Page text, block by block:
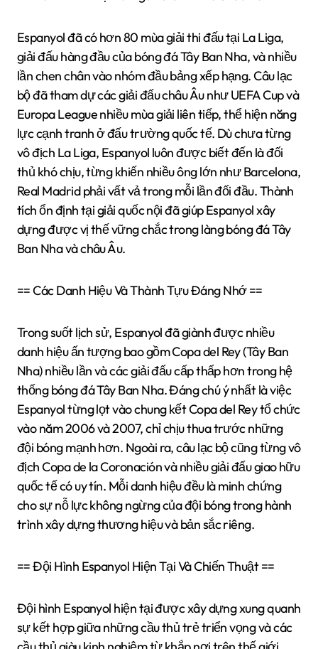
Espanyol đã có hơn 80 mùa giải thi đấu tại La Liga,
giải đấu hàng đầu của bóng đá Tây Ban Nha, và nhiều
lần chen chân vào nhóm đầu bảng xếp hạng. Câu lạc
bộ đã tham dự các giải đấu châu Âu như UEFA Cup và
Europa League nhiều mùa giải liên tiếp, thể hiện năng
lực cạnh tranh ở đấu trường quốc tế. Dù chưa từng
vô địch La Liga, Espanyol luôn được biết đến là đối
thủ khó chịu, từng khiến nhiều ông lớn như Barcelona,
Real Madrid phải vất vả trong mỗi lần đối đầu. Thành
tích ổn định tại giải quốc nội đã giúp Espanyol xây
dựng được vị thế vững chắc trong làng bóng đá Tây
Ban Nha và châu Âu.
== Các Danh Hiệu Và Thành Tựu Đáng Nhớ ==
Trong suốt lịch sử, Espanyol đã giành được nhiều
danh hiệu ấn tượng bao gồm Copa del Rey (Tây Ban
Nha) nhiều lần và các giải đấu cấp thấp hơn trong hệ
thống bóng đá Tây Ban Nha. Đáng chú ý nhất là việc
Espanyol từng lọt vào chung kết Copa del Rey tổ chức
vào năm 2006 và 2007, chỉ chịu thua trước những
đội bóng mạnh hơn. Ngoài ra, câu lạc bộ cũng từng vô
địch Copa de la Coronación và nhiều giải đấu giao hữu
quốc tế có uy tín. Mỗi danh hiệu đều là minh chứng
cho sự nỗ lực không ngừng của đội bóng trong hành
trình xây dựng thương hiệu và bản sắc riêng.
== Đội Hình Espanyol Hiện Tại Và Chiến Thuật ==
Đội hình Espanyol hiện tại được xây dựng xung quanh
sự kết hợp giữa những cầu thủ trẻ triển vọng và các